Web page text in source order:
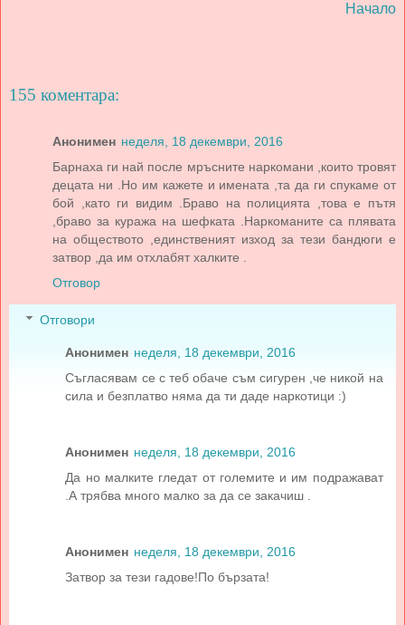
Начало
155 коментара:
Анонимен неделя, 18 декември, 2016
Барнаха ги най после мръсните наркомани ,които тровят
децата ни .Но им кажете и имената ,та да ги спукаме от
бой ,като ги видим .Браво на полицията ,това е пътя
,браво за куража на шефката .Наркоманите са плявата
на обществото ,единственият изход за тези бандюги е
затвор ,да им отхлабят халките .
Отговор
Отговори
Анонимен неделя, 18 декември, 2016
Съгласявам се с теб обаче съм сигурен ,че никой на
сила и безплатво няма да ти даде наркотици :)
Анонимен неделя, 18 декември, 2016
Да но малките гледат от големите и им подражават
.А трябва много малко за да се закачиш .
Анонимен неделя, 18 декември, 2016
Затвор за тези гадове!По бързата!